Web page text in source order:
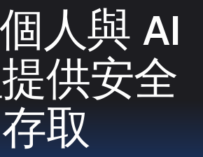
人與 AI
供安全
存取